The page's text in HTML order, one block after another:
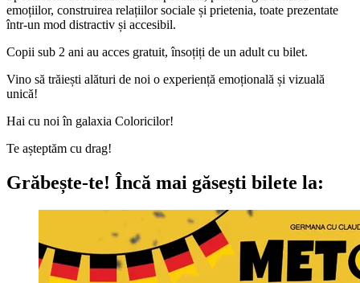
emoțiilor, construirea relațiilor sociale și prietenia, toate prezentate
într-un mod distractiv și accesibil.
Copii sub 2 ani au acces gratuit, însoțiți de un adult cu bilet.
Vino să trăiești alături de noi o experiență emoțională și vizuală
unică!
Hai cu noi în galaxia Coloricilor!
Te așteptăm cu drag!
Grăbește-te! Încă mai găsești bilete la: